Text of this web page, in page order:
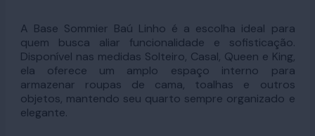
A Base Sommier Baú Linho é a escolha ideal para
quem busca aliar funcionalidade e sofisticação.
Disponível nas medidas Solteiro, Casal, Queen e King,
ela oferece um amplo espaço interno para
armazenar roupas de cama, toalhas e outros
objetos, mantendo seu quarto sempre organizado e
elegante.